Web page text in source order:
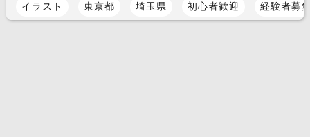
イラスト 東京都 埼玉県 初心者歓迎 経験者募